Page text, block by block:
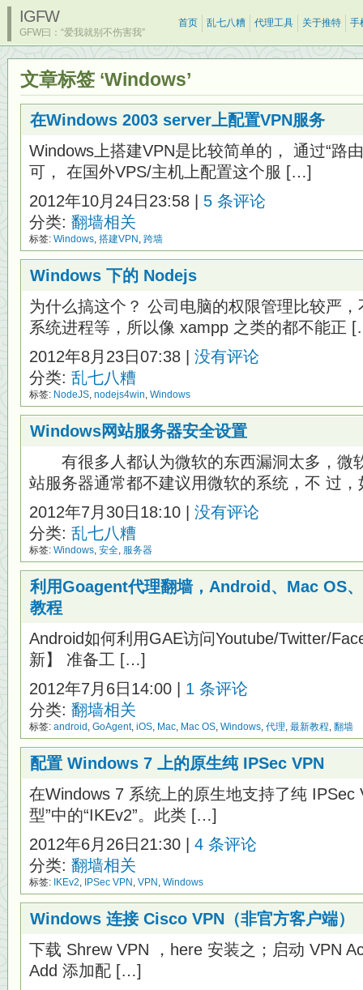
IGFW
GFW曰：“爱我就别不伤害我”
首页 乱七八糟 代理工具 关于推特 手
文章标签 ‘Windows’
在Windows 2003 server上配置VPN服务
Windows上搭建VPN是比较简单的， 通过“路
可， 在国外VPS/主机上配置这个服 […]
2012年10月24日23:58 | 5 条评论
分类: 翻墙相关
标签: Windows, 搭建VPN , 跨墙
Windows 下的 Nodejs
为什么搞这个？ 公司电脑的权限管理比较严
系统进程等，所以像 xampp 之类的都不能正
2012年8月23日07:38 | 没有评论
分类: 乱七八糟
标签: NodeJS, nodejs4win, Windows
Windows网站服务器安全设置
有很多人都认为微软的东西漏洞太多，微
站服务器通常都不建议用微软的系统，不 过
2012年7月30日18:10 | 没有评论
分类: 乱七八糟
标签: Windows, 安全, 服务器
利用Goagent代理翻墙，Android、Mac OS
教程
Android如何利用GAE访问Youtube/Twitter/
新】 准备工 […]
2012年7月6日14:00 | 1 条评论
分类: 翻墙相关
标签: android , GoAgent, iOS, Mac, Mac OS, Windows, 代理, 最新教程, 翻墙
配置 Windows 7 上的原生纯 IPSec VPN
在Windows 7 系统上的原生地支持了纯 IPSec
型”中的“IKEv2”。此类 […]
2012年6月26日21:30 | 4 条评论
分类: 翻墙相关
标签: IKEv2, IPSec VPN , VPN , Windows
Windows 连接 Cisco VPN（非官方客户端）
下载 Shrew VPN ，here 安装之；启动 VPN
Add 添加配 […]